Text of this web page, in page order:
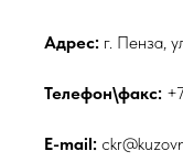
Адрес: г. Пенза,
Телефон\факс:
E-mail: